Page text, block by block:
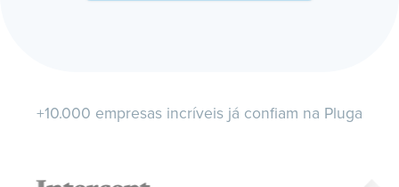
+10.000 empresas incríveis já confiam na Pluga